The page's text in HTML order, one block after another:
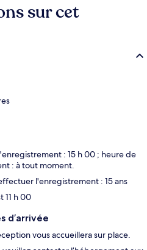
sur cet
: 15 h 00 ; heure de
: à tout moment.
l'enregistrement : 15 ans
11 h 00
d’arrivée
vous accueillera sur place.